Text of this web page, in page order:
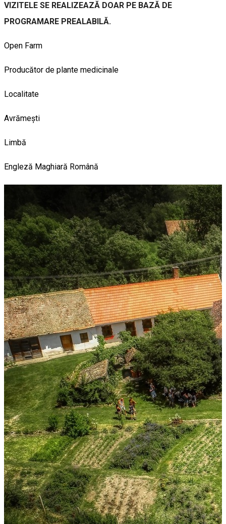
VIZITELE SE REALIZEAZĂ DOAR PE BAZĂ DE
PROGRAMARE PREALABILĂ.
Open Farm
Producător de plante medicinale
Localitate
Avrămești
Limbă
Engleză Maghiară Română